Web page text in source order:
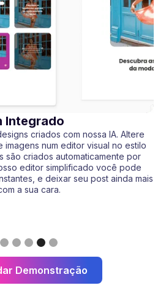
Integrado
criados com nossa IA. Altere
num editor visual no estilo
são criados automaticamente por
editor simplificado você pode
e deixar seu post ainda mais
a sua cara.
Demonstração